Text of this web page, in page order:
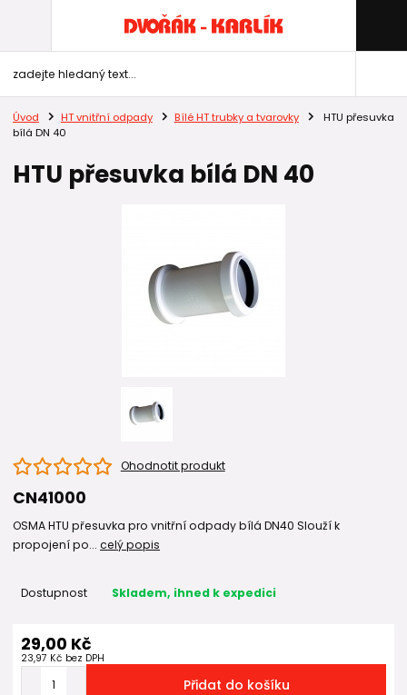
Úvod HT vnitřní odpady Bílé HT trubky a tvarovky
HTU přesuvka
bílá DN 40
HTU přesuvka bílá DN 40
Ohodnotit produkt
CN41000
OSMA HTU přesuvka pro vnitřní odpady bílá DN40 Slouží k
propojení po... celý popis
Dostupnost Skladem, ihned k expedici
29,00 Kč
23,97 Kč bez DPH
Přidat do košíku